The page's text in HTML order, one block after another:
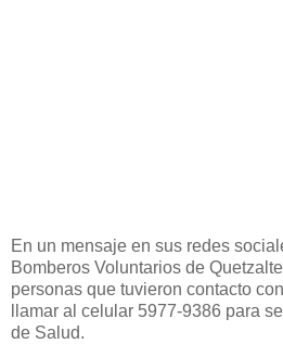
En un mensaje en sus redes
Bomberos Voluntarios de
personas que tuvieron contacto
llamar al celular 5977-9386 para
de Salud.